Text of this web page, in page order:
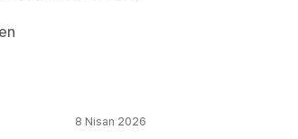
8 Nisan 2026